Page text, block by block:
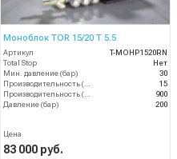
Моноблок TOR 15/20 T 5.5
Артикул
T-MOHP1520RN
Total Stop
Нет
Мин. давление (бар)
30
15
900
Давление (бар)
200
Цена
83 000 руб.